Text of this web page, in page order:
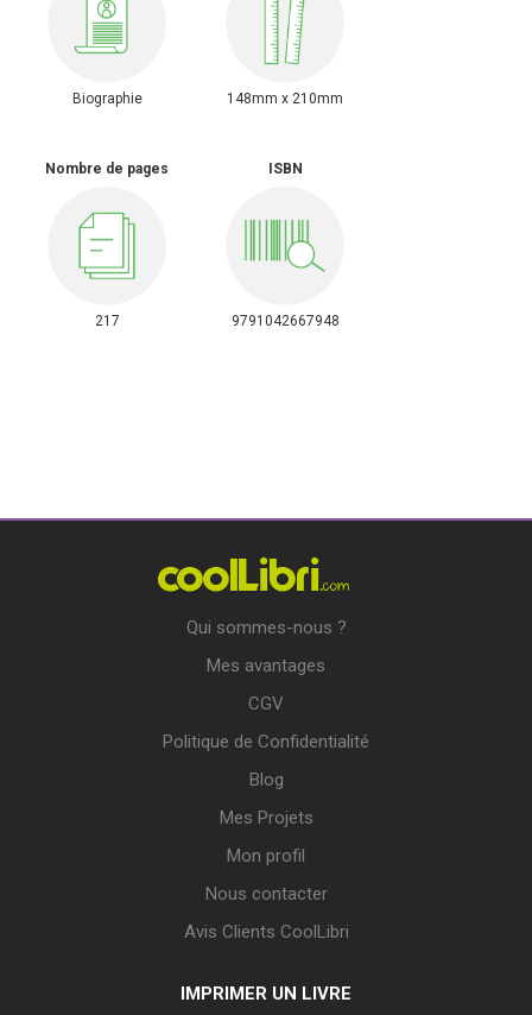
Biographie 148mm x 210mm
Nombre de pages
217
ISBN
9791042667948
Qui sommes-nous ?
Mes avantages
CGV
Politique de Confidentialité
Blog
Mes Projets
Mon profil
Nous contacter
Avis Clients CoolLibri
IMPRIMER UN LIVRE